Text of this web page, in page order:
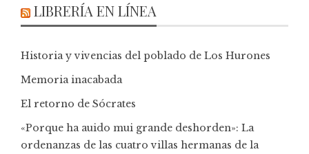
LIBRERÍA EN LÍNEA
Historia y vivencias del poblado de Los Hurones
Memoria inacabada
El retorno de Sócrates
«Porque ha auido mui grande deshorden»: La
ordenanzas de las cuatro villas hermanas de la